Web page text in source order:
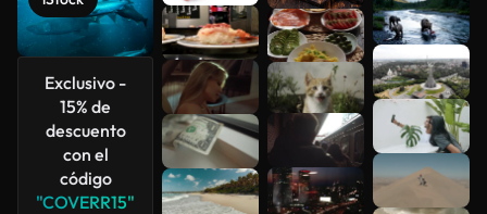
Exclusivo -
15% de
descuento
con el
código
"COVERR15"
Ver más